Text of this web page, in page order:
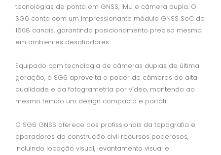
tecnologias de ponta em GNSS, IMU e câmera dupla. O
SG6 conta com um impressionante módulo GNSS SoC de
1608 canais, garantindo posicionamento preciso mesmo
em ambientes desafiadores.
Equipado com tecnologia de câmeras duplas de última
geração, o SG6 aproveita o poder de câmeras de alta
qualidade e da fotogrametria por vídeo, mantendo ao
mesmo tempo um design compacto e portátil.
O SG6 GNSS oferece aos profissionais da topografia e
operadores da construção civil recursos poderosos,
incluindo locação visual, levantamento visual e